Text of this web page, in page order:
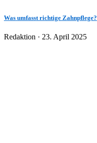
Was umfasst richtige Zahnpflege?
Redaktion · Veröffentlicht
23. April 2025